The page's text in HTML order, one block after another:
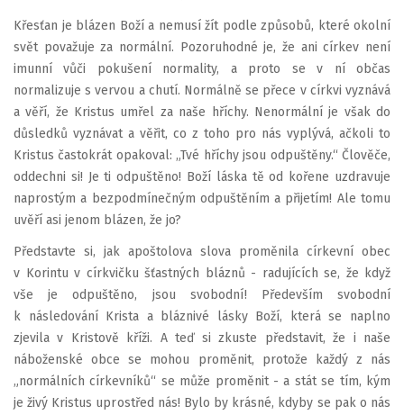
Křesťan je blázen Boží a nemusí žít podle způsobů, které okolní
svět považuje za normální. Pozoruhodné je, že ani církev není
imunní vůči pokušení normality, a proto se v ní občas
normalizuje s vervou a chutí. Normálně se přece v církvi vyznává
a věří, že Kristus umřel za naše hříchy. Nenormální je však do
důsledků vyznávat a věřit, co z toho pro nás vyplývá, ačkoli to
Kristus častokrát opakoval: „Tvé hříchy jsou odpuštěny.“ Člověče,
oddechni si! Je ti odpuštěno! Boží láska tě od kořene uzdravuje
naprostým a bezpodmínečným odpuštěním a přijetím! Ale tomu
uvěří asi jenom blázen, že jo?
Představte si, jak apoštolova slova proměnila církevní obec
v Korintu v církvičku šťastných bláznů - radujících se, že když
vše je odpuštěno, jsou svobodní! Především svobodní
k následování Krista a bláznivé lásky Boží, která se naplno
zjevila v Kristově kříži. A teď si zkuste představit, že i naše
náboženské obce se mohou proměnit, protože každý z nás
„normálních církevníků“ se může proměnit - a stát se tím, kým
je živý Kristus uprostřed nás! Bylo by krásné, kdyby se pak o nás